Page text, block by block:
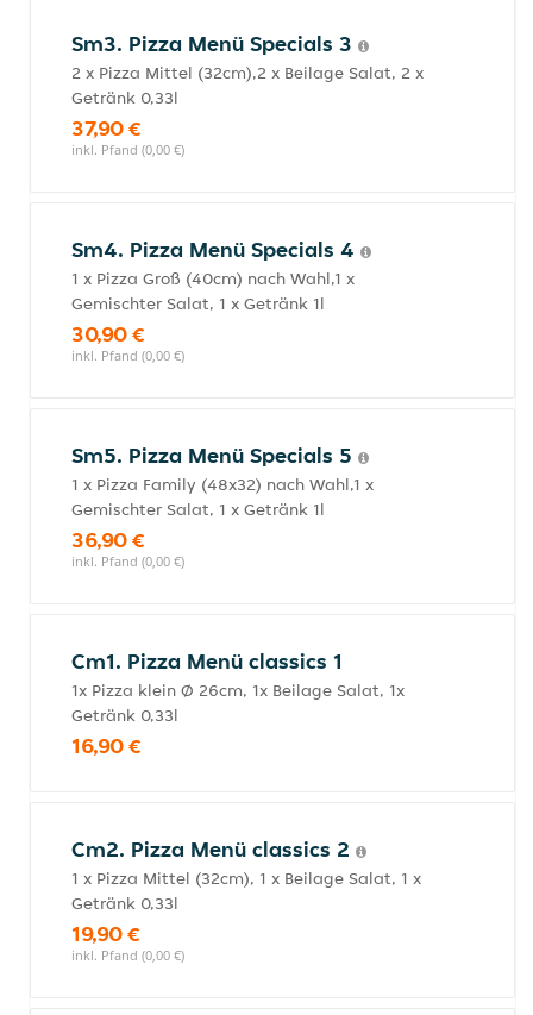
Sm3. Pizza Menü Specials 3
2 x Pizza Mittel (32cm),2 x Beilage Salat, 2 x
Getränk 0,33l
37,90 €
inkl. Pfand (0,00 €)
Sm4. Pizza Menü Specials 4
1 x Pizza Groß (40cm) nach Wahl,1 x
Gemischter Salat, 1 x Getränk 1l
30,90 €
inkl. Pfand (0,00 €)
Sm5. Pizza Menü Specials 5
1 x Pizza Family (48x32) nach Wahl,1 x
Gemischter Salat, 1 x Getränk 1l
36,90 €
inkl. Pfand (0,00 €)
Cm1. Pizza Menü classics 1
1x Pizza klein Ø 26cm, 1x Beilage Salat, 1x
Getränk 0,33l
16,90 €
Cm2. Pizza Menü classics 2
1 x Pizza Mittel (32cm), 1 x Beilage Salat, 1 x
Getränk 0,33l
19,90 €
inkl. Pfand (0,00 €)